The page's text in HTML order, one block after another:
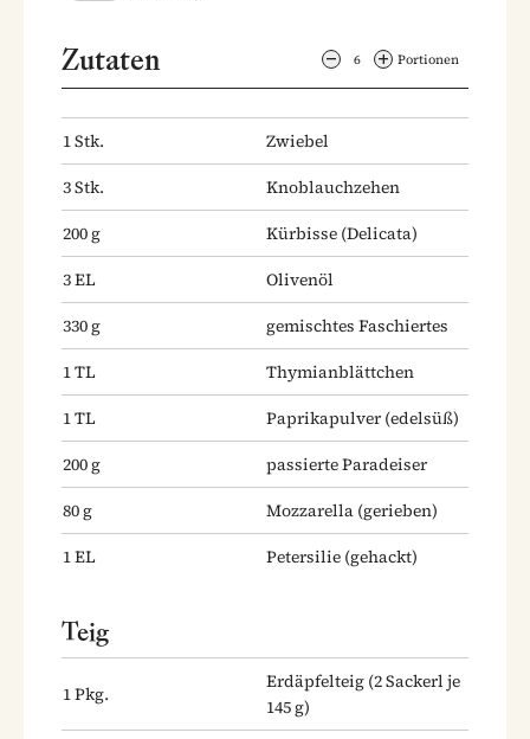
Zutaten 6 Portionen
1Stk.
Zwiebel
3Stk.
Knoblauchzehen
200g Kürbisse (Delicata)
3EL
Olivenöl
330g
gemischtes Faschiertes
1TL
Thymianblättchen
1TL Paprikapulver (edelsüß)
200g
passierte Paradeiser
80g Mozzarella (gerieben)
1EL Petersilie (gehackt)
Teig
1Pkg.
Erdäpfelteig (2 Sackerl je
145 g)